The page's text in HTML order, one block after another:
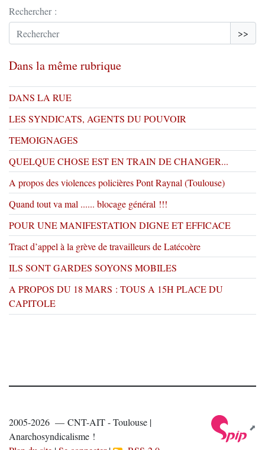
Rechercher :
>>
Dans la même rubrique
DANS LA RUE
LES SYNDICATS, AGENTS DU POUVOIR
TEMOIGNAGES
QUELQUE CHOSE EST EN TRAIN DE CHANGER...
A propos des violences policières Pont Raynal (Toulouse)
Quand tout va mal ...... blocage général !!!
POUR UNE MANIFESTATION DIGNE ET EFFICACE
Tract d’appel à la grève de travailleurs de Latécoère
ILS SONT GARDES SOYONS MOBILES
A PROPOS DU 18 MARS : TOUS A 15H PLACE DU
CAPITOLE
2005-2026 — CNT-AIT - Toulouse |
Anarchosyndicalisme !